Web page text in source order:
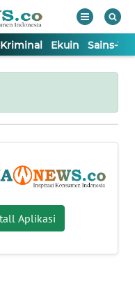
Kriminal Ekuin Sains-
Aplikasi